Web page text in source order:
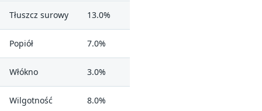
Tłuszcz surowy 13.0%
Popiół 7.0%
Włókno 3.0%
Wilgotność 8.0%